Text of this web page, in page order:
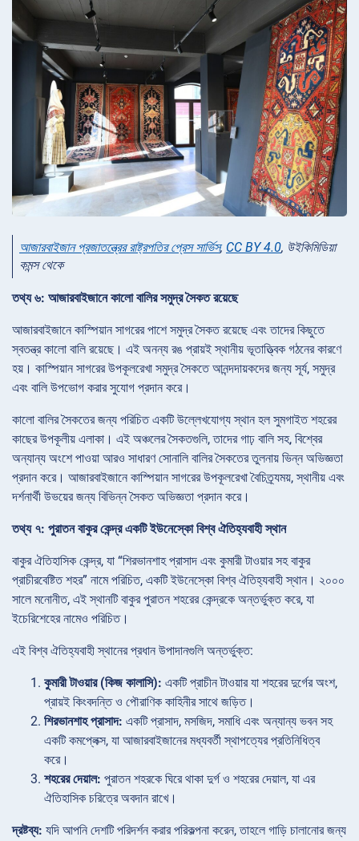
আজারবাইজান প্রজাতন্ত্রের রাষ্ট্রপতির প্রেস সার্ভিস, CC BY 4.0, উইকিমিডিয়া
কমন্স থেকে
তথ্য ৬: আজারবাইজানে কালো বালির সমুদ্র সৈকত রয়েছে
আজারবাইজানে কাস্পিয়ান সাগরের পাশে সমুদ্র সৈকত রয়েছে এবং তাদের কিছুতে
স্বতন্ত্র কালো বালি রয়েছে। এই অনন্য রঙ প্রায়ই স্থানীয় ভূতাত্ত্বিক গঠনের কারণে
হয়। কাস্পিয়ান সাগরের উপকূলরেখা সমুদ্র সৈকতে আনন্দদায়কদের জন্য সূর্য, সমুদ্র
এবং বালি উপভোগ করার সুযোগ প্রদান করে।
কালো বালির সৈকতের জন্য পরিচিত একটি উল্লেখযোগ্য স্থান হল সুমগাইত শহরের
কাছের উপকূলীয় এলাকা। এই অঞ্চলের সৈকতগুলি, তাদের গাঢ় বালি সহ, বিশ্বের
অন্যান্য অংশে পাওয়া আরও সাধারণ সোনালি বালির সৈকতের তুলনায় ভিন্ন অভিজ্ঞতা
প্রদান করে। আজারবাইজানে কাস্পিয়ান সাগরের উপকূলরেখা বৈচিত্র্যময়, স্থানীয় এবং
দর্শনার্থী উভয়ের জন্য বিভিন্ন সৈকত অভিজ্ঞতা প্রদান করে।
তথ্য ৭: পুরাতন বাকুর কেন্দ্র একটি ইউনেস্কো বিশ্ব ঐতিহ্যবাহী স্থান
বাকুর ঐতিহাসিক কেন্দ্র, যা “শিরভানশাহ প্রাসাদ এবং কুমারী টাওয়ার সহ বাকুর
প্রাচীরবেষ্টিত শহর” নামে পরিচিত, একটি ইউনেস্কো বিশ্ব ঐতিহ্যবাহী স্থান। ২০০০
সালে মনোনীত, এই স্থানটি বাকুর পুরাতন শহরের কেন্দ্রকে অন্তর্ভুক্ত করে, যা
ইচেরিশেহের নামেও পরিচিত।
এই বিশ্ব ঐতিহ্যবাহী স্থানের প্রধান উপাদানগুলি অন্তর্ভুক্ত:
কুমারী টাওয়ার (কিজ কালাসি): একটি প্রাচীন টাওয়ার যা শহরের দুর্গের অংশ,
প্রায়ই কিংবদন্তি ও পৌরাণিক কাহিনীর সাথে জড়িত।
শিরভানশাহ প্রাসাদ: একটি প্রাসাদ, মসজিদ, সমাধি এবং অন্যান্য ভবন সহ
একটি কমপ্লেক্স, যা আজারবাইজানের মধ্যবর্তী স্থাপত্যের প্রতিনিধিত্ব
করে।
শহরের দেয়াল: পুরাতন শহরকে ঘিরে থাকা দুর্গ ও শহরের দেয়াল, যা এর
ঐতিহাসিক চরিত্রে অবদান রাখে।
দ্রষ্টব্য: যদি আপনি দেশটি পরিদর্শন করার পরিকল্পনা করেন, তাহলে গাড়ি চালানোর জন্য